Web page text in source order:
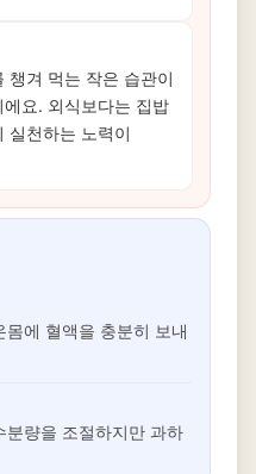
챙겨 먹는 작은 습관이
요. 외식보다는 집밥
실천하는 노력이
에 혈액을 충분히 보내
분량을 조절하지만 과하